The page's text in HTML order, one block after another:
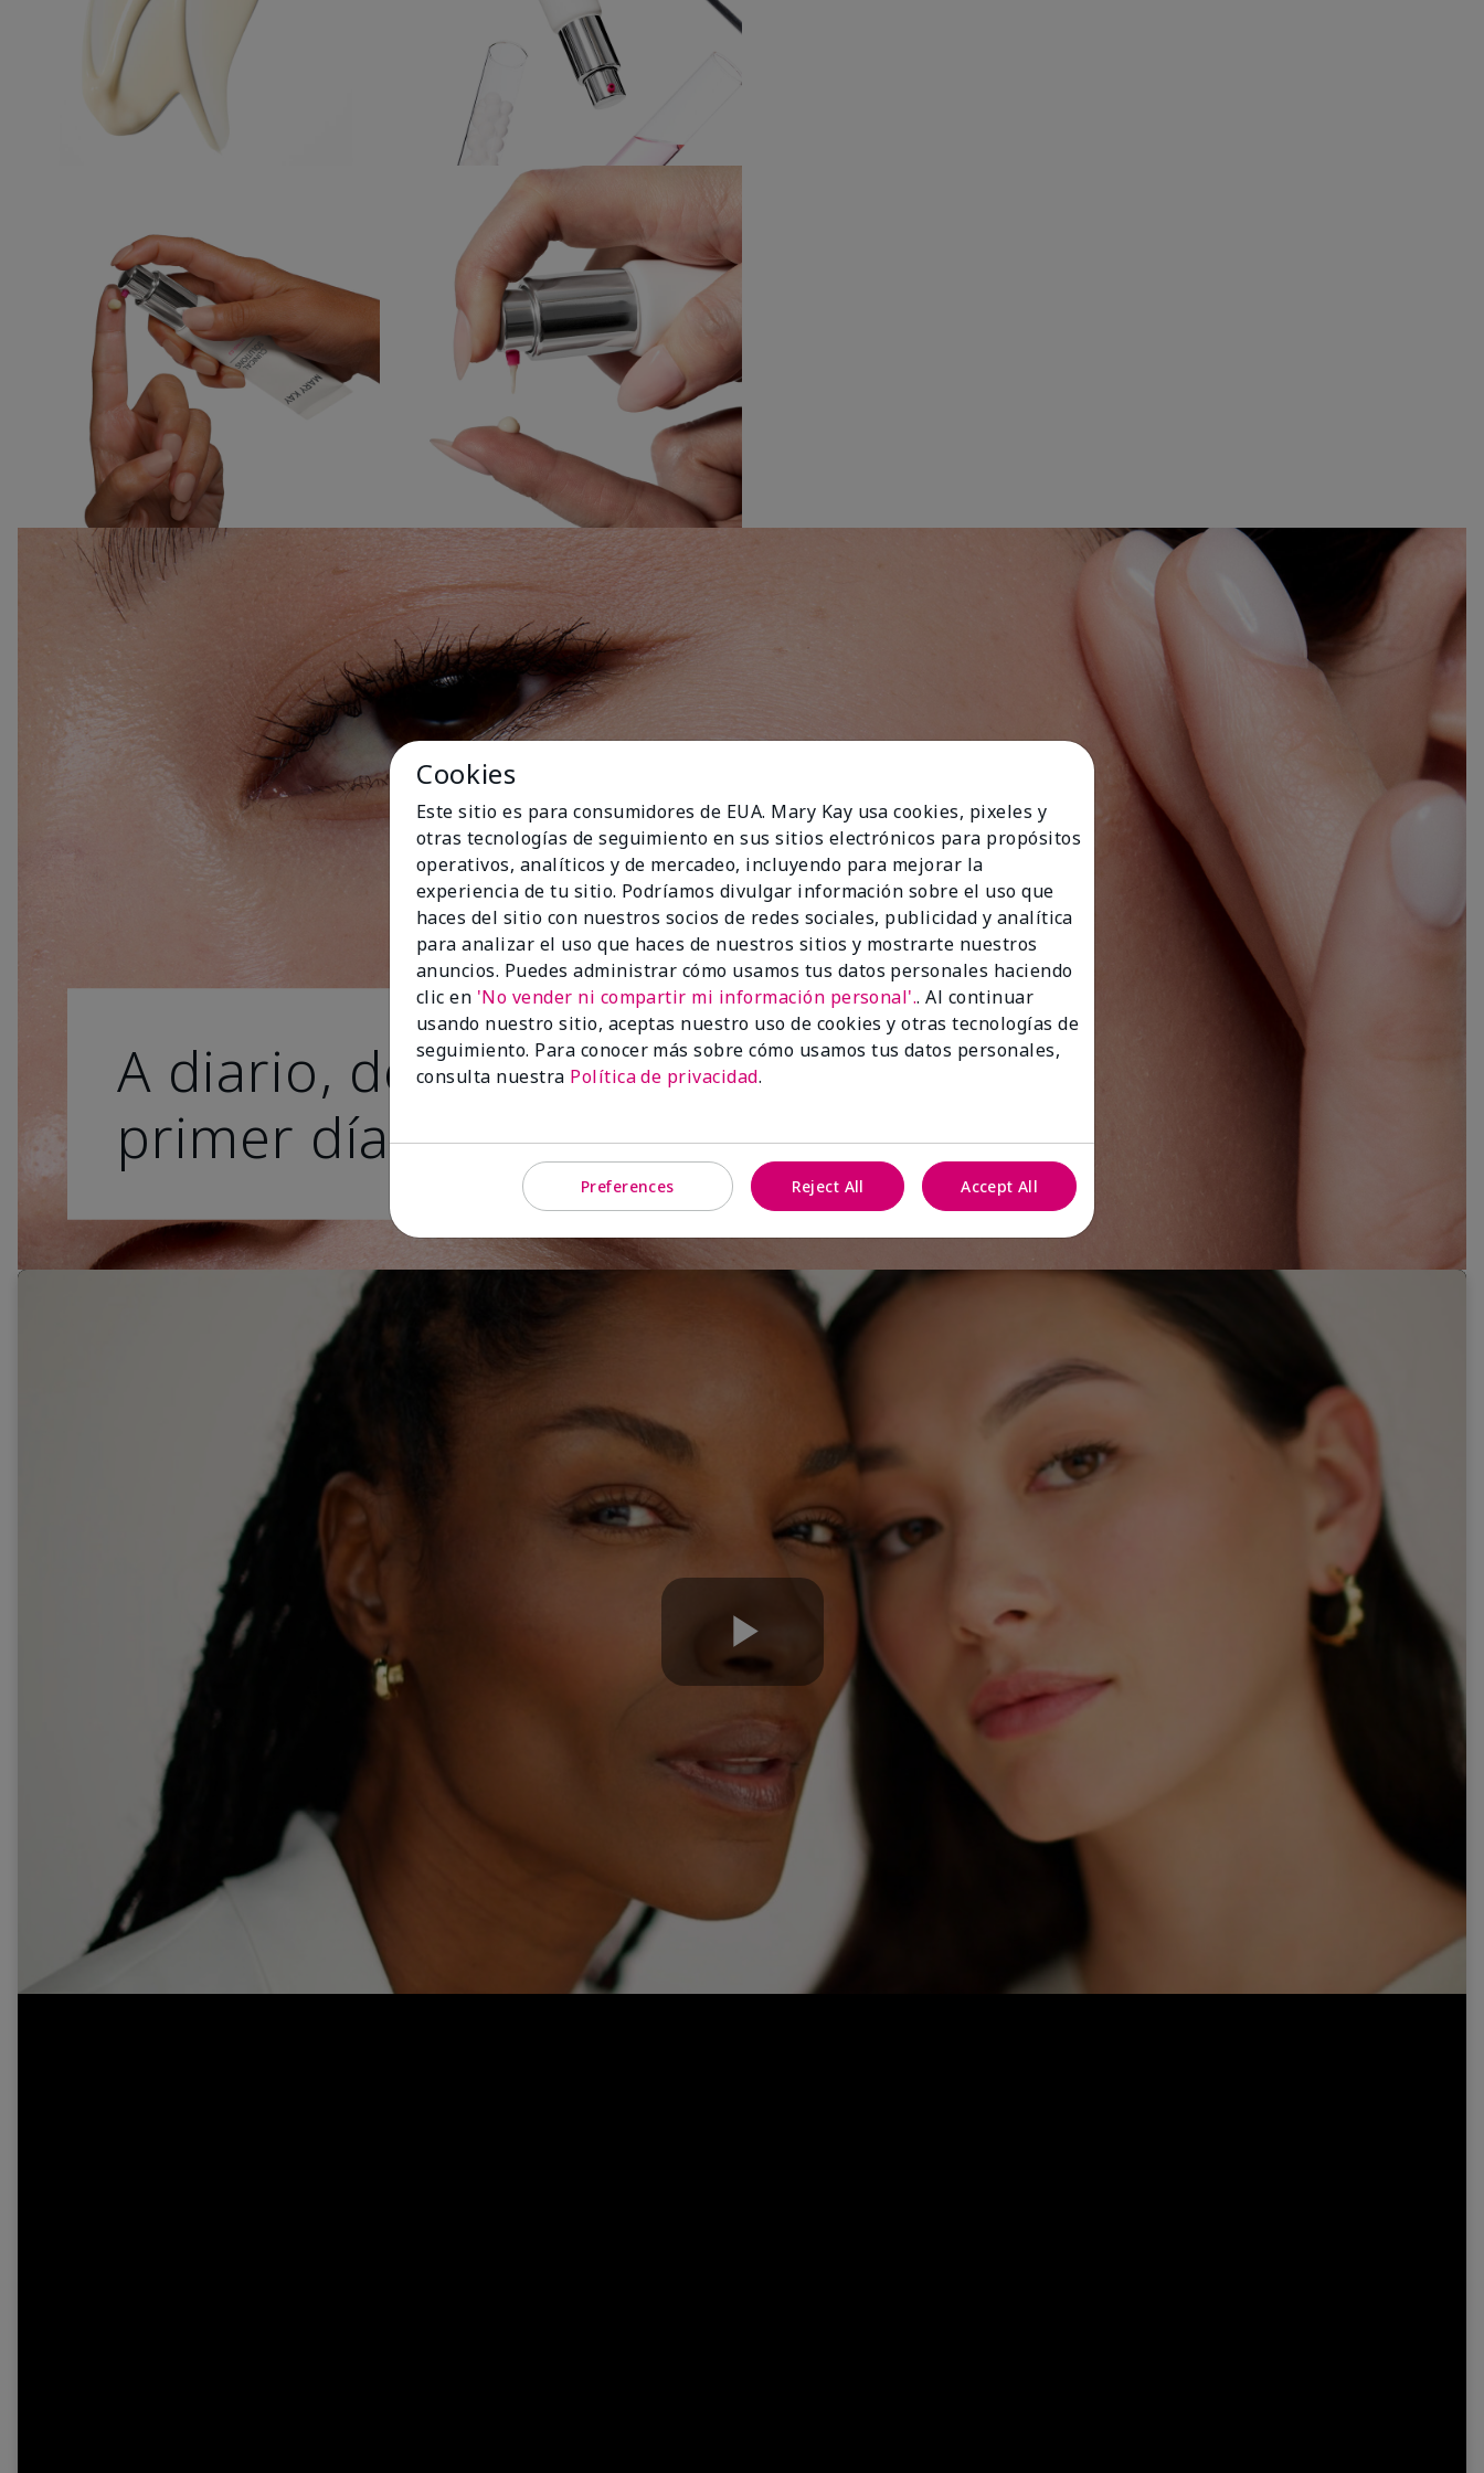
A diario, desde el
primer día.
Play
Video
Cookies
Este sitio es para consumidores de EUA. Mary Kay usa cookies, pixeles y
otras tecnologías de seguimiento en sus sitios electrónicos para propósitos
operativos, analíticos y de mercadeo, incluyendo para mejorar la
experiencia de tu sitio. Podríamos divulgar información sobre el uso que
haces del sitio con nuestros socios de redes sociales, publicidad y analítica
para analizar el uso que haces de nuestros sitios y mostrarte nuestros
anuncios. Puedes administrar cómo usamos tus datos personales haciendo
clic en 'No vender ni compartir mi información personal'.. Al continuar
usando nuestro sitio, aceptas nuestro uso de cookies y otras tecnologías de
seguimiento. Para conocer más sobre cómo usamos tus datos personales,
consulta nuestra Política de privacidad.
Preferences Reject All Accept All